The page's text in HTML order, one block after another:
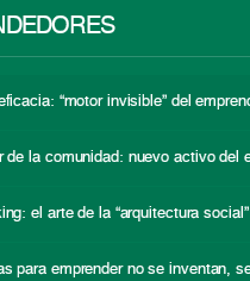
“motor invisible” del
de la comunidad: nuevo activo del
el arte de la “arquitectura
para emprender no se inventan,